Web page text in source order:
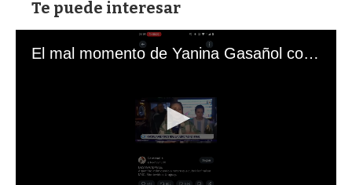
Te puede interesar
El mal momento de Yanina Gasañol con un hincha argentino en "Subrayado"